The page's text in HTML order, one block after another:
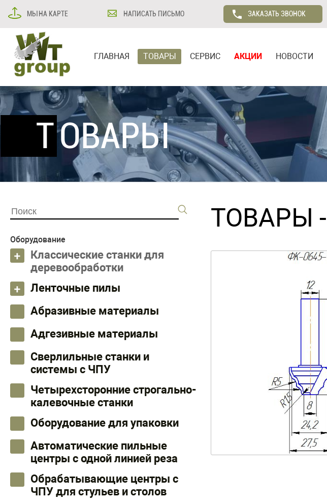
МЫ НА КАРТЕ НАПИСАТЬ ПИСЬМО ЗАКАЗАТЬ ЗВОНОК
ГЛАВНАЯ ТОВАРЫ СЕРВИС АКЦИИ НОВОСТИ
ТОВАРЫ
Оборудование
Классические станки для
деревообработки
Ленточные пилы
Абразивные материалы
Адгезивные материалы
Сверлильные станки и
системы с ЧПУ
Четырехсторонние строгально-
калевочные станки
Оборудование для упаковки
Автоматические пильные
центры с одной линией реза
Обрабатывающие центры с
ЧПУ для стульев и столов
ТОВАРЫ -